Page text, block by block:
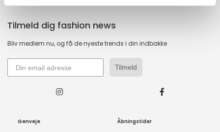
Tilmeld dig fashion news
Bliv medlem nu, og få de nyeste trends i din indbakke
Tilmeld
Genveje Åbningstider